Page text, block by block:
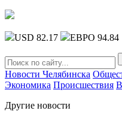
USD 82.17 ЕВРО 94.84
Новости Челябинска
Экономика Происшествия
Другие новости